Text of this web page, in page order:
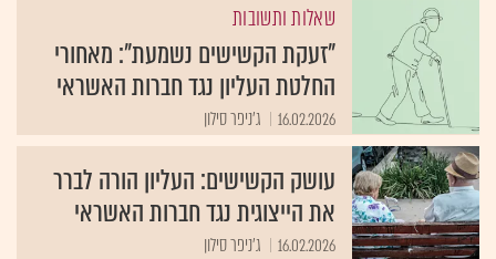
שאלות ותשובות
"זעקת הקשישים נשמעת": מאחורי
החלטת העליון נגד חברות האשראי
16.02.2026 ג'ניפר סילון
עושק הקשישים: העליון הורה לברר
את הייצוגית נגד חברות האשראי
16.02.2026 ג'ניפר סילון